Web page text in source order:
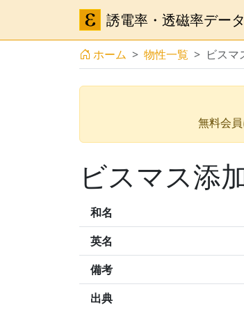
誘電率・透磁率デー
ホーム 物性一覧 ビスマ
無料会
ビスマス添
和名
英名
備考
出典